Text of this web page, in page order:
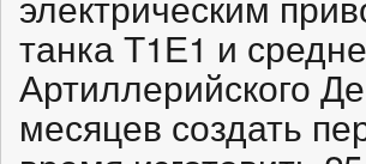
танка Т1Е1 и
Артиллерийского
месяцев создать